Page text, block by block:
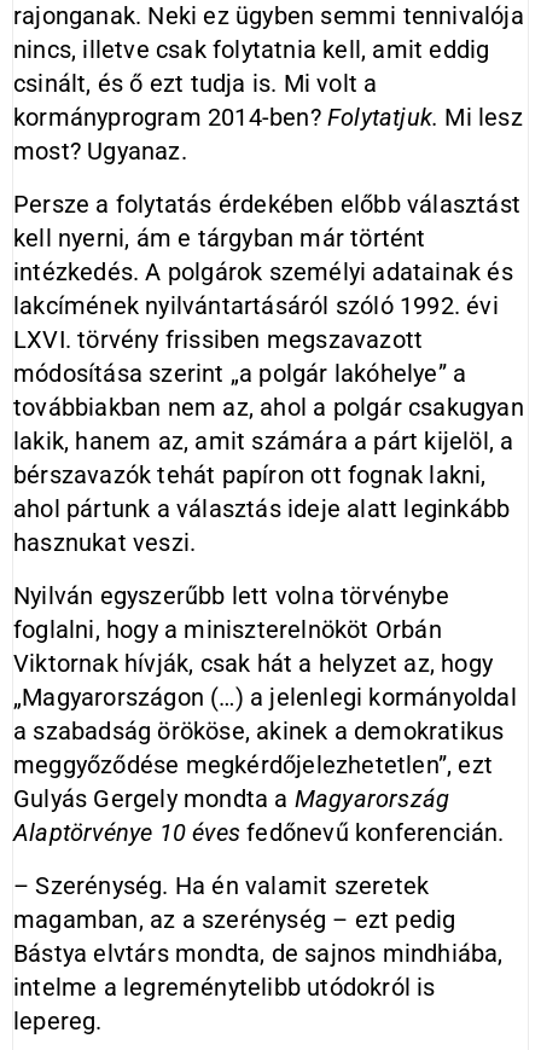
rajonganak. Neki ez ügyben semmi tennivalója
nincs, illetve csak folytatnia kell, amit eddig
csinált, és ő ezt tudja is. Mi volt a
kormányprogram 2014-ben? Folytatjuk. Mi lesz
most? Ugyanaz.
Persze a folytatás érdekében előbb választást
kell nyerni, ám e tárgyban már történt
intézkedés. A polgárok személyi adatainak és
lakcímének nyilvántartásáról szóló 1992. évi
LXVI. törvény frissiben megszavazott
módosítása szerint „a polgár lakóhelye” a
továbbiakban nem az, ahol a polgár csakugyan
lakik, hanem az, amit számára a párt kijelöl, a
bérszavazók tehát papíron ott fognak lakni,
ahol pártunk a választás ideje alatt leginkább
hasznukat veszi.
Nyilván egyszerűbb lett volna törvénybe
foglalni, hogy a miniszterelnököt Orbán
Viktornak hívják, csak hát a helyzet az, hogy
„Magyarországon (…) a jelenlegi kormányoldal
a szabadság örököse, akinek a demokratikus
meggyőződése megkérdőjelezhetetlen”, ezt
Gulyás Gergely mondta a Magyarország
Alaptörvénye 10 éves fedőnevű konferencián.
– Szerénység. Ha én valamit szeretek
magamban, az a szerénység – ezt pedig
Bástya elvtárs mondta, de sajnos mindhiába,
intelme a legreménytelibb utódokról is
lepereg.